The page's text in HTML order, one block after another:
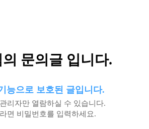
문의글 입니다.
능으로 보호된 글입니다.
리자만 열람하실 수 있습니다.
면 비밀번호를 입력하세요.